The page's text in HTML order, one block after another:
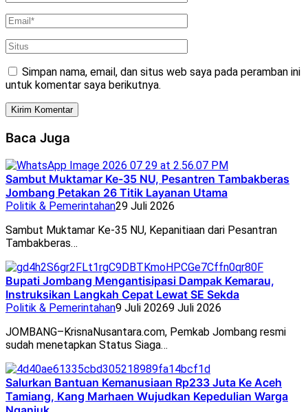
Simpan nama, email, dan situs web saya pada peramban ini
untuk komentar saya berikutnya.
Baca Juga
Sambut Muktamar Ke-35 NU, Pesantren Tambakberas
Jombang Petakan 26 Titik Layanan Utama
Politik & Pemerintahan29 Juli 2026
Sambut Muktamar Ke-35 NU, Kepanitiaan dari Pesantran
Tambakberas…
Bupati Jombang Mengantisipasi Dampak Kemarau,
Instruksikan Langkah Cepat Lewat SE Sekda
Politik & Pemerintahan9 Juli 20269 Juli 2026
JOMBANG–KrisnaNusantara.com, Pemkab Jombang resmi
sudah menetapkan Status Siaga…
Salurkan Bantuan Kemanusiaan Rp233 Juta Ke Aceh
Tamiang, Kang Marhaen Wujudkan Kepedulian Warga